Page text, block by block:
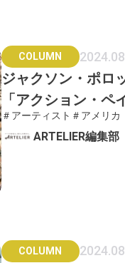
COLUMN
ジャクソン・ポロ
「アクション・ペ
ます！
＃アーティスト ＃アメリカ
ARTELIER編集部
COLUMN